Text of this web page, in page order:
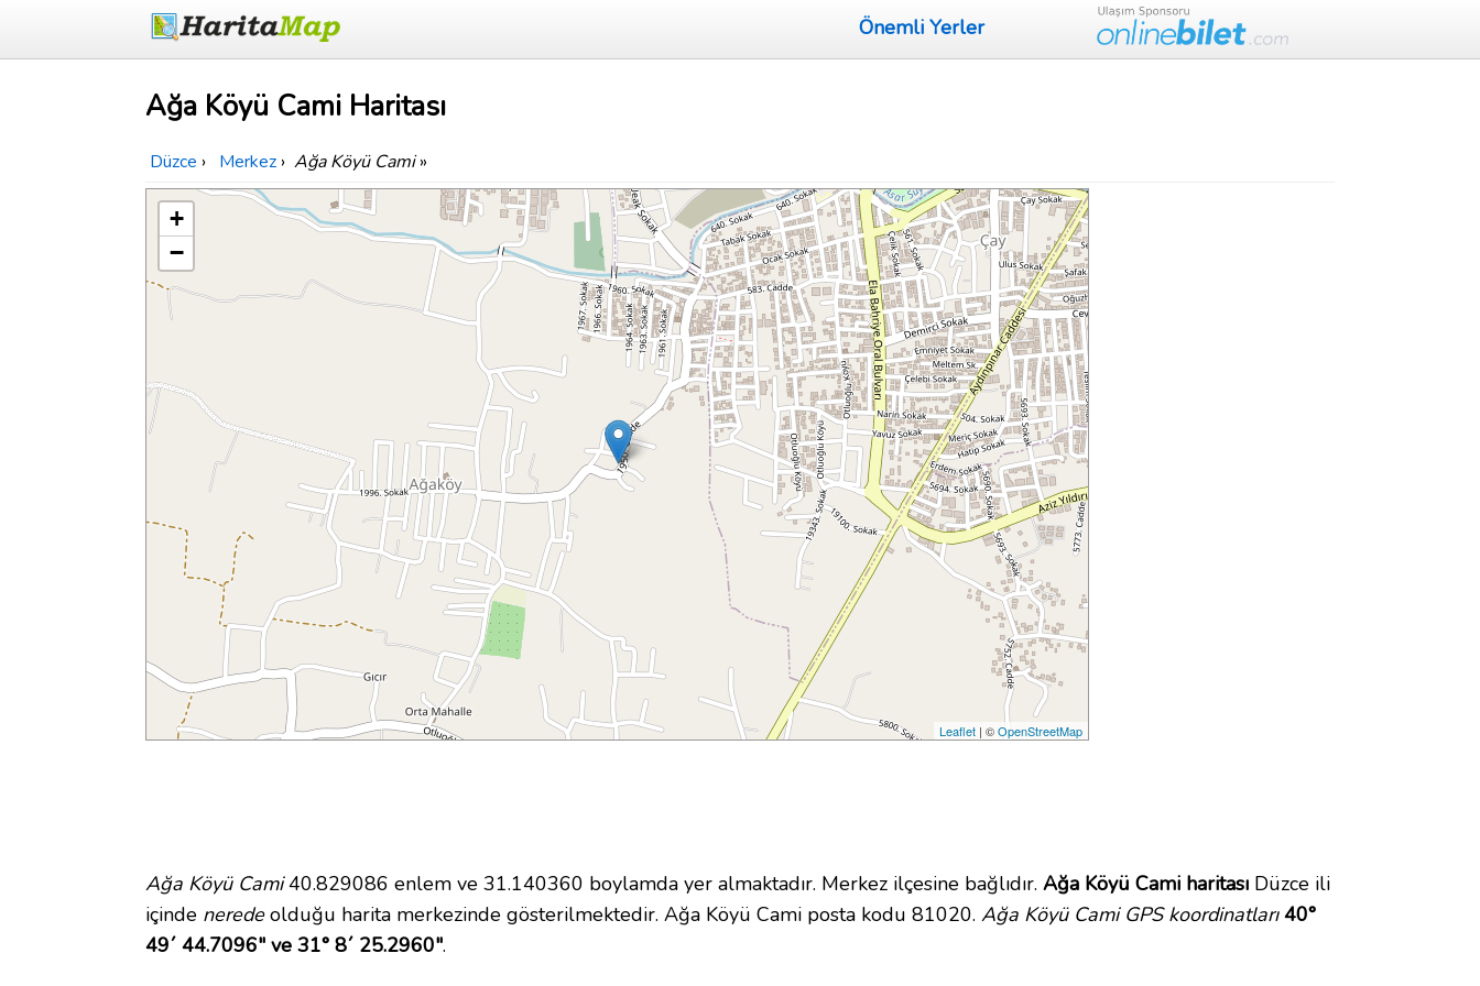
Önemli Yerler
Ağa Köyü Cami Haritası
Düzce › Merkez › Ağa Köyü Cami»
+
−
Leaflet | ©OpenStreetMap
Ağa Köyü Cami40.829086 enlem ve 31.140360 boylamda yer almaktadır. Merkez ilçesine bağlıdır. Ağa Köyü Cami haritası Düzce ili
içinde neredeolduğu harita merkezinde gösterilmektedir. Ağa Köyü Cami posta kodu 81020. Ağa Köyü Cami GPS koordinatları 40°
49´ 44.7096" ve 31° 8´ 25.2960".